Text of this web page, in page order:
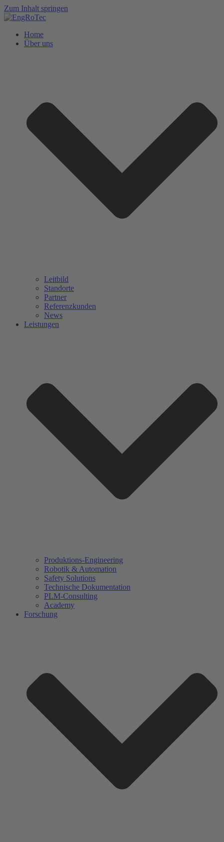
Zum Inhalt springen
Home
Über uns
Leitbild
Standorte
Partner
Referenzkunden
News
Leistungen
Produktions-Engineering
Robotik & Automation
Safety Solutions
Technische Dokumentation
PLM-Consulting
Academy
Forschung